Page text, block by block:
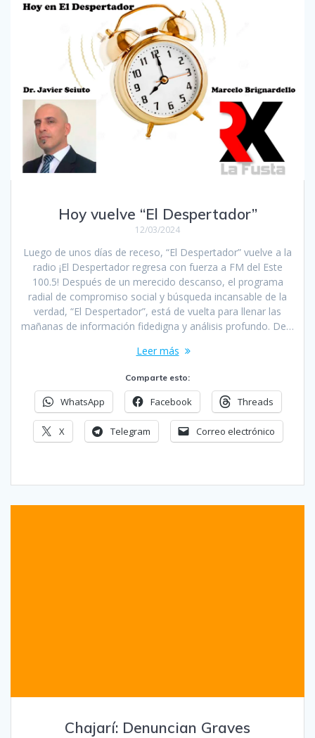
Hoy vuelve “El Despertador”
12/03/2024
Luego de unos días de receso, “El Despertador” vuelve a la
radio ¡El Despertador regresa con fuerza a FM del Este
100.5! Después de un merecido descanso, el programa
radial de compromiso social y búsqueda incansable de la
verdad, “El Despertador”, está de vuelta para llenar las
mañanas de información fidedigna y análisis profundo. De…
Leer más
Comparte esto:
WhatsApp Facebook Threads
X Telegram Correo electrónico
Chajarí: Denuncian Graves